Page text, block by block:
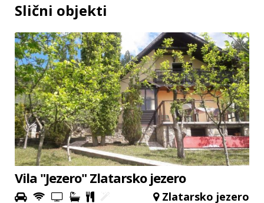
Slični objekti
Vila "Jezero" Zlatarsko jezero
Zlatarsko jezero